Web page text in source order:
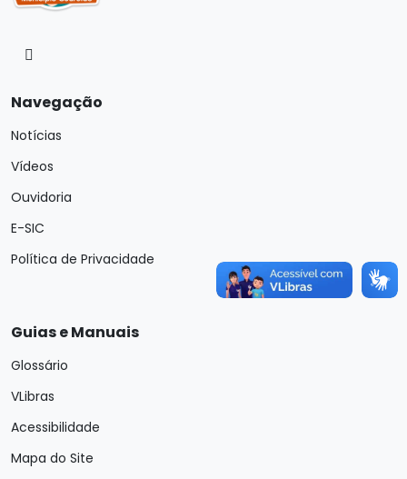
Navegação
Notícias
Vídeos
Ouvidoria
E-SIC
Política de Privacidade
Guias e Manuais
Glossário
VLibras
Acessibilidade
Mapa do Site